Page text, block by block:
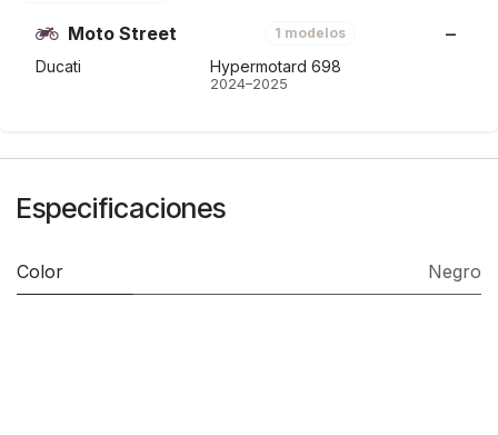
Moto Street 1 modelos
Ducati Hypermotard 698
2024–2025
Especificaciones
Color Negro